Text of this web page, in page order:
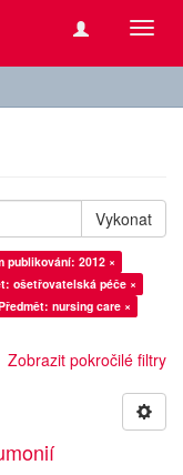
Vykonat
publikování: 2012 ×
ošetřovatelská péče ×
nursing care ×
Zobrazit pokročilé filtry